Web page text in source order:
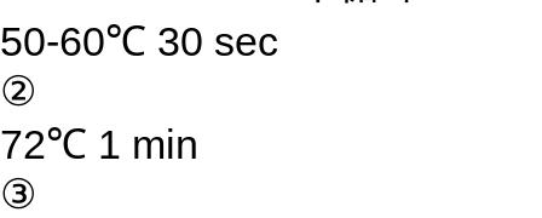
50-60℃ 30 sec
②
72℃ 1 min
③